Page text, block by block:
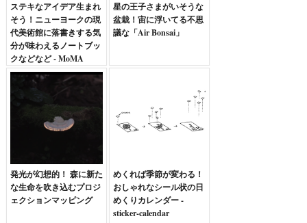
ステキなアイデア生まれ
そう！ニューヨークの現
代美術館に落書きする気
分が味わえるノートブッ
クなどなど - MoMA
GALLERY Walls
NOTEBOOK
星の王子さまがいそうな
盆栽！宙に浮いてる不思
議な「Air Bonsai」
発光が幻想的！ 森に新た
な生命を吹き込むプロジ
ェクションマッピング
めくれば季節が変わる！
おしゃれなシール状の日
めくりカレンダー -
sticker-calendar